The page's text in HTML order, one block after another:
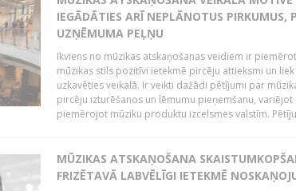
IEGĀDĀTIES ARĪ NEPLĀNOTUS PIRKUMUS,
UZŅĒMUMA PEĻŅU
Ikviens no mūzikas atskaņošanas veidiem ir
mūzikas stils pozitīvi ietekmē pircēju attieksmi un
uzkavēties veikalā. Ir veikti dažādi pētījumi par
pircēju izturēšanos un lēmumu pieņemšanu, variējot
piemērojot mūziku produktu izcelsmes valstīm.
MŪZIKAS ATSKAŅOŠANA
FRIZĒTAVĀ LABVĒLĪGI IETEKMĒ